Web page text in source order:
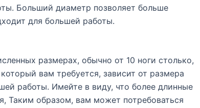
Больший диаметр позволяет больше
для большей работы.
размерах, обычно от 10 ноги столько,
вам требуется, зависит от размера
работы. Имейте в виду, что более длинные
Таким образом, вам может потребоваться